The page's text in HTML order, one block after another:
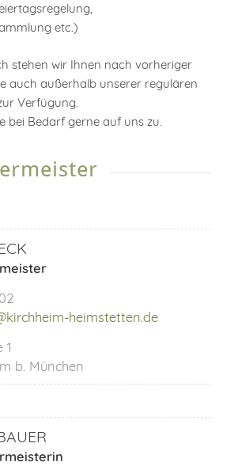
etc.)
stehen wir Ihnen nach vorheriger
auch außerhalb unserer regulären
Verfügung.
bei Bedarf gerne auf uns zu.
heimstetten.de
1
b. München